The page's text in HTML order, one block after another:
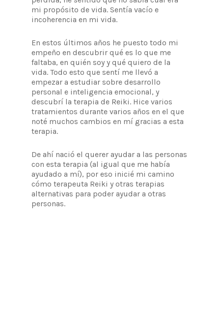
mi propósito de vida. Sentía vacío e
incoherencia en mi vida.
En estos últimos años he puesto todo mi
empeño en descubrir qué es lo que me
faltaba, en quién soy y qué quiero de la
vida. Todo esto que sentí me llevó a
empezar a estudiar sobre desarrollo
personal e inteligencia emocional, y
descubrí la terapia de Reiki. Hice varios
tratamientos durante varios años en el que
noté muchos cambios en mí gracias a esta
terapia.
De ahí nació el querer ayudar a las personas
con esta terapia (al igual que me había
ayudado a mí), por eso inicié mi camino
cómo terapeuta Reiki y otras terapias
alternativas para poder ayudar a otras
personas.